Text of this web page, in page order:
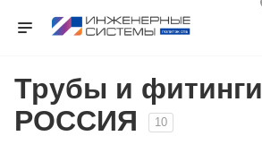
Трубы и фитинги
РОССИЯ
10